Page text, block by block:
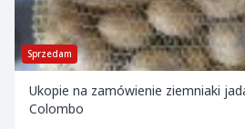
Sprzedam
Ukopie na zamówienie ziemniaki
Colombo